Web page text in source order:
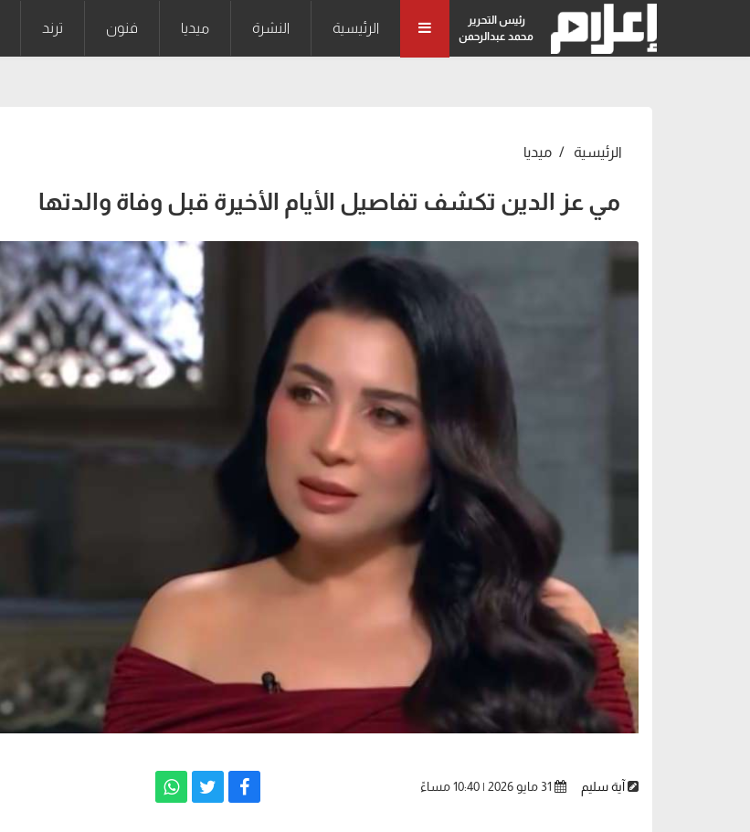
رئيس التحرير
محمد عبدالرحمن
الرئيسية النشرة ميديا فنون ترند
الرئيسية ميديا
مي عز الدين تكشف تفاصيل الأيام الأخيرة قبل وفاة والدتها
آية سليم